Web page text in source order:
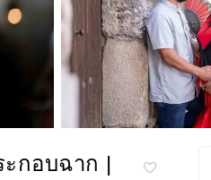
กอบฉาก |